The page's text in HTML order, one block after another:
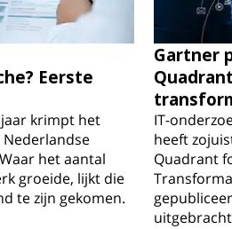
Eerste
krimpt het
het aantal
groeide, lijkt die
te zijn gekomen.
Gartner
IT-
heeft
Quadrant